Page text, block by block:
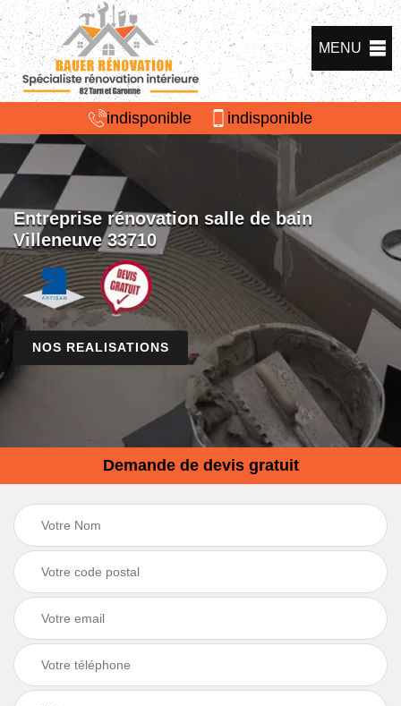
MENU
indisponible indisponible
Entreprise rénovation salle de bain
Villeneuve 33710
NOS REALISATIONS
Demande de devis gratuit